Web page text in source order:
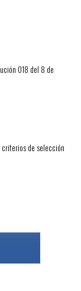
018 del 8 de
criterios de selección